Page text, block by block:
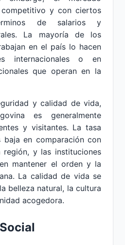
y con ciertos
de salarios y
La mayoría de los
en el país lo hacen
internacionales o en
que operan en la
y calidad de vida,
es generalmente
y visitantes. La tasa
baja en comparación con
y las instituciones
mantener el orden y la
La calidad de vida se
belleza natural, la cultura
acogedora.